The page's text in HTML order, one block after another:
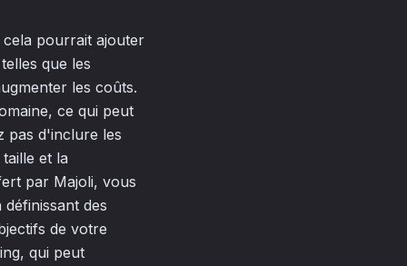
pourrait ajouter
que les
les coûts.
ce qui peut
pas d'inclure les
et la
par Majoli, vous
des
de votre
qui peut